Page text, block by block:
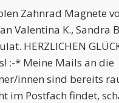
Zahnrad Magnete
Valentina K., Sandra
HERZLICHEN
:-* Meine Mails an die
innen sind bereits
im Postfach findet,